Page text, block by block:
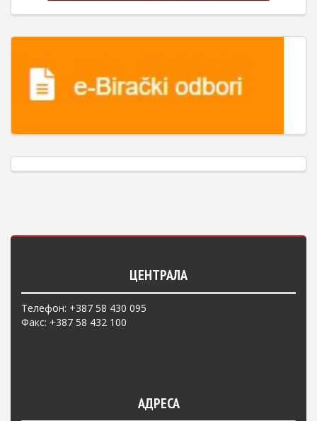
ЦЕНТРАЛА
Телефон: +387 58 430 095
Факс: +387 58 432 100
АДРЕСА